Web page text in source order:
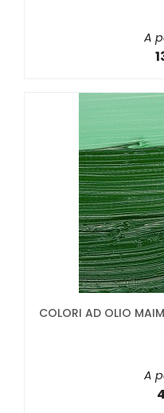
A
COLORI AD OLIO
A